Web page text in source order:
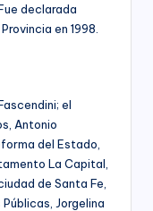
declarada
en 1998.
el
Antonio
del Estado,
La Capital,
de Santa Fe,
Jorgelina